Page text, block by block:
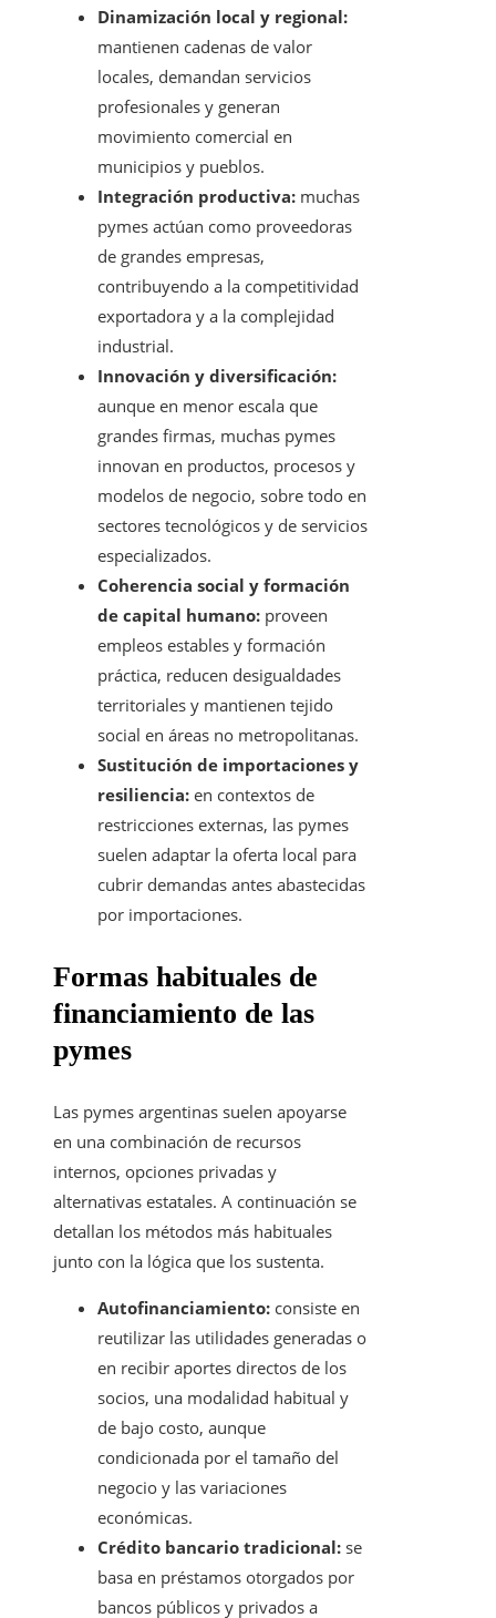
Dinamización local y regional:
mantienen cadenas de valor
locales, demandan servicios
profesionales y generan
movimiento comercial en
municipios y pueblos.
Integración productiva: muchas
pymes actúan como proveedoras
de grandes empresas,
contribuyendo a la competitividad
exportadora y a la complejidad
industrial.
Innovación y diversificación:
aunque en menor escala que
grandes firmas, muchas pymes
innovan en productos, procesos y
modelos de negocio, sobre todo en
sectores tecnológicos y de servicios
especializados.
Coherencia social y formación
de capital humano: proveen
empleos estables y formación
práctica, reducen desigualdades
territoriales y mantienen tejido
social en áreas no metropolitanas.
Sustitución de importaciones y
resiliencia: en contextos de
restricciones externas, las pymes
suelen adaptar la oferta local para
cubrir demandas antes abastecidas
por importaciones.
Formas habituales de
financiamiento de las
pymes
Las pymes argentinas suelen apoyarse
en una combinación de recursos
internos, opciones privadas y
alternativas estatales. A continuación se
detallan los métodos más habituales
junto con la lógica que los sustenta.
Autofinanciamiento: consiste en
reutilizar las utilidades generadas o
en recibir aportes directos de los
socios, una modalidad habitual y
de bajo costo, aunque
condicionada por el tamaño del
negocio y las variaciones
económicas.
Crédito bancario tradicional: se
basa en préstamos otorgados por
bancos públicos y privados a